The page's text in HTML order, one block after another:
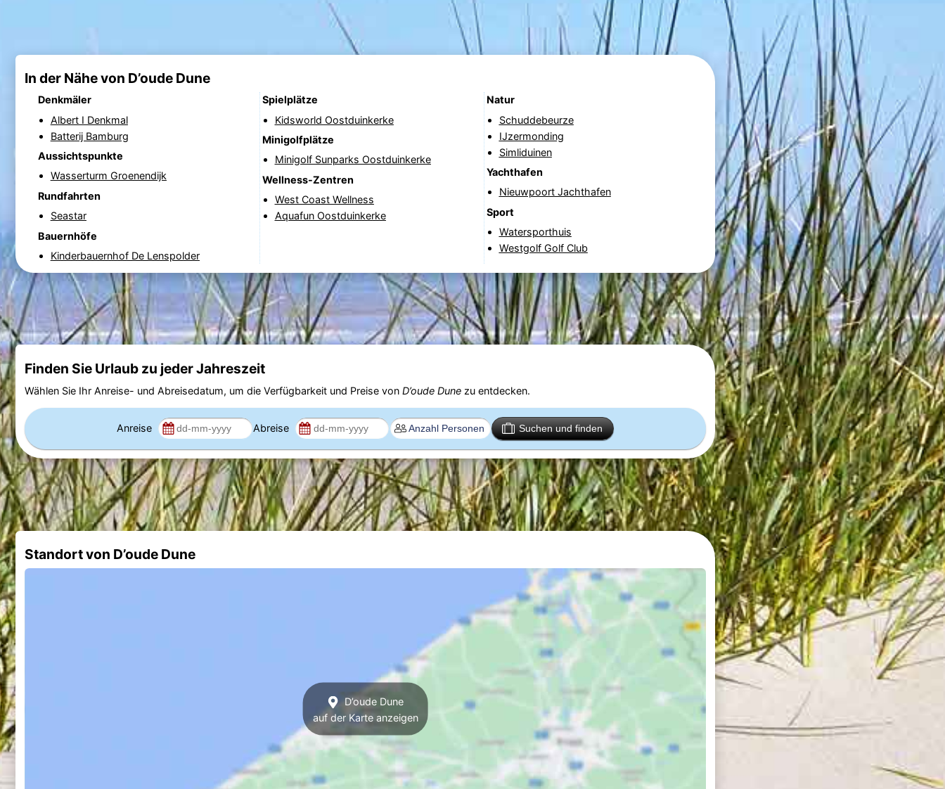
In der Nähe von D’oude Dune
Denkmäler
Albert I Denkmal
Batterij Bamburg
Aussichtspunkte
Wasserturm Groenendijk
Rundfahrten
Seastar
Bauernhöfe
Kinderbauernhof De Lenspolder
Spielplätze
Kidsworld Oostduinkerke
Minigolfplätze
Minigolf Sunparks Oostduinkerke
Wellness-Zentren
West Coast Wellness
Aquafun Oostduinkerke
Natur
Schuddebeurze
IJzermonding
Simliduinen
Yachthafen
Nieuwpoort Jachthafen
Sport
Watersporthuis
Westgolf Golf Club
Finden Sie Urlaub zu jeder Jahreszeit
Wählen Sie Ihr Anreise- und Abreisedatum, um die Verfügbarkeit und Preise von D’oude Dunezu entdecken.
Anreise Abreise Suchen und finden
Standort von D’oude Dune
D’oude Dune
auf der Karte anzeigen